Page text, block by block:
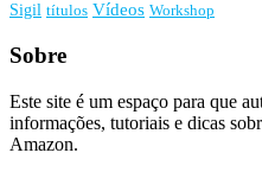
Sigil títulos Vídeos Workshop
Sobre
Este site é um espaço para que
informações, tutoriais e dicas
Amazon.